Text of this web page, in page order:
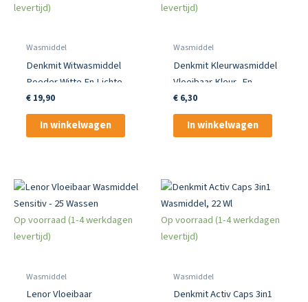
levertijd)
Wasmiddel
Denkmit Witwasmiddel
Poeder Witte En Lichte
Was 1,35KG
€19,90
In winkelwagen
levertijd)
Wasmiddel
Denkmit Kleurwasmiddel
Vloeibaar Kleur- En
Vezelbescherming 1,485L
€6,30
In winkelwagen
Op voorraad (1-4 werkdagen
levertijd)
Wasmiddel
Lenor Vloeibaar
Op voorraad (1-4 werkdagen
levertijd)
Wasmiddel
Denkmit Activ Caps 3in1